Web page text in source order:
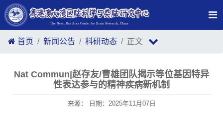
首页 新闻公告 科研动态 正文
Nat Commun|赵存友/曹雄团队揭示等位基因特异
性表达参与的精神疾病新机制
来源： 日期：2025年11月07日